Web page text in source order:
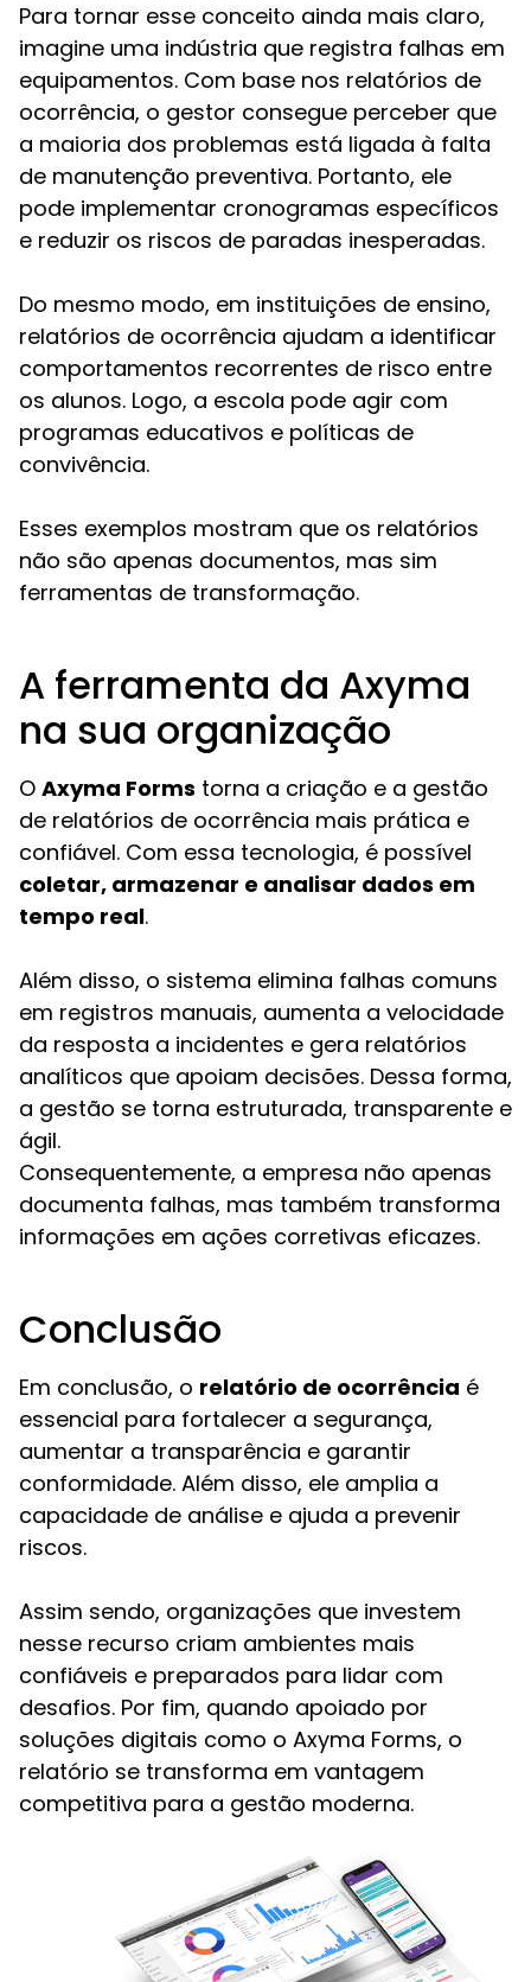
Para tornar esse conceito ainda mais claro,
imagine uma indústria que registra falhas em
equipamentos. Com base nos relatórios de
ocorrência, o gestor consegue perceber que
a maioria dos problemas está ligada à falta
de manutenção preventiva. Portanto, ele
pode implementar cronogramas específicos
e reduzir os riscos de paradas inesperadas.
Do mesmo modo, em instituições de ensino,
relatórios de ocorrência ajudam a identificar
comportamentos recorrentes de risco entre
os alunos. Logo, a escola pode agir com
programas educativos e políticas de
convivência.
Esses exemplos mostram que os relatórios
não são apenas documentos, mas sim
ferramentas de transformação.
A ferramenta da Axyma
na sua organização
O Axyma Forms torna a criação e a gestão
de relatórios de ocorrência mais prática e
confiável. Com essa tecnologia, é possível
coletar, armazenar e analisar dados em
tempo real.
Além disso, o sistema elimina falhas comuns
em registros manuais, aumenta a velocidade
da resposta a incidentes e gera relatórios
analíticos que apoiam decisões. Dessa forma,
a gestão se torna estruturada, transparente e
ágil.
Consequentemente, a empresa não apenas
documenta falhas, mas também transforma
informações em ações corretivas eficazes.
Conclusão
Em conclusão, o relatório de ocorrência é
essencial para fortalecer a segurança,
aumentar a transparência e garantir
conformidade. Além disso, ele amplia a
capacidade de análise e ajuda a prevenir
riscos.
Assim sendo, organizações que investem
nesse recurso criam ambientes mais
confiáveis e preparados para lidar com
desafios. Por fim, quando apoiado por
soluções digitais como o Axyma Forms, o
relatório se transforma em vantagem
competitiva para a gestão moderna.